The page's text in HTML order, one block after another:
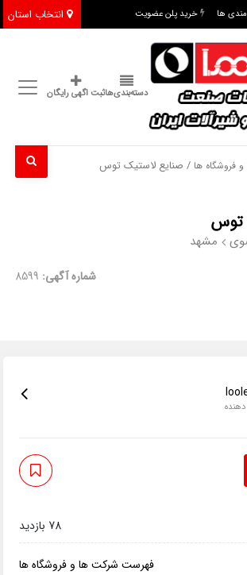
انتخاب استان ها خرید پلن عضویت
دسته‌بندی‌هاثبت اگهی رایگان
فروشگاه ها / صنایع لاستیک توس
توس
مشهد
شماره آگهی: 8599
78 بازدید
فهرست شرکت ها و فروشگاه ها